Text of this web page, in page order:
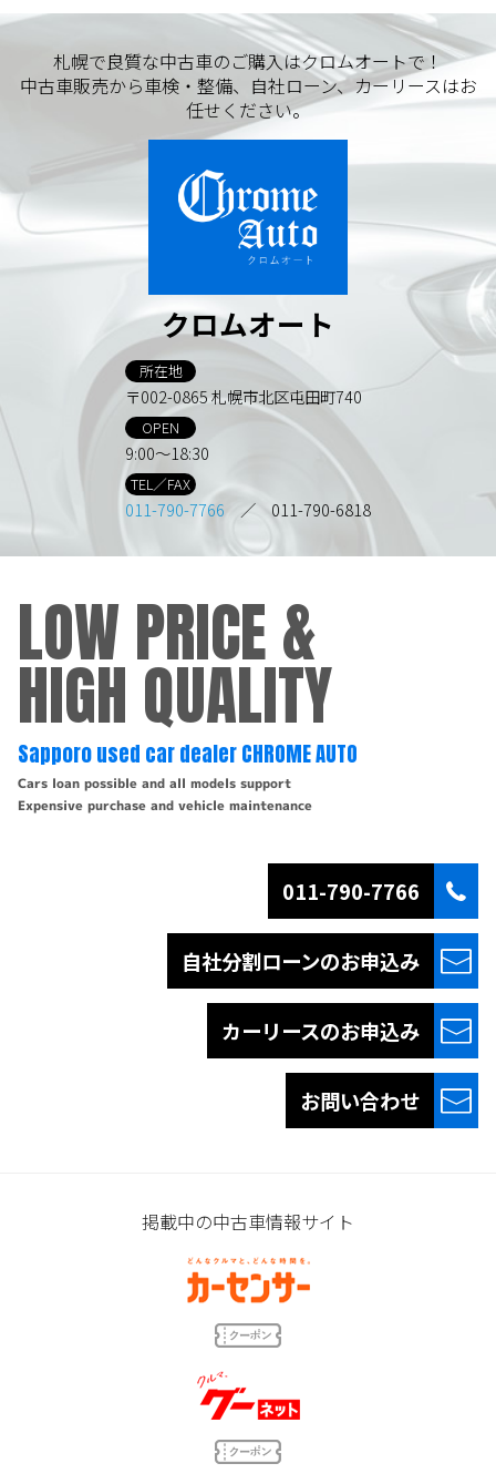
札幌で良質な中古車のご購入はクロムオートで！
中古車販売から車検・整備、自社ローン、カーリースはお
任せください。
クロムオート
所在地
〒002-0865 札幌市北区屯田町740
OPEN
9:00～18:30
TEL／FAX
011-790-7766 ／ 011-790-6818
LOW PRICE &
HIGH QUALITY
Sapporo used car dealer CHROME AUTO
Cars loan possible and all models support
Expensive purchase and vehicle maintenance
011-790-7766
自社分割ローンのお申込み
カーリースのお申込み
お問い合わせ
掲載中の中古車情報サイト